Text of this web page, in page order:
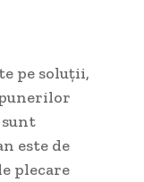
pe soluții,
este de
plecare